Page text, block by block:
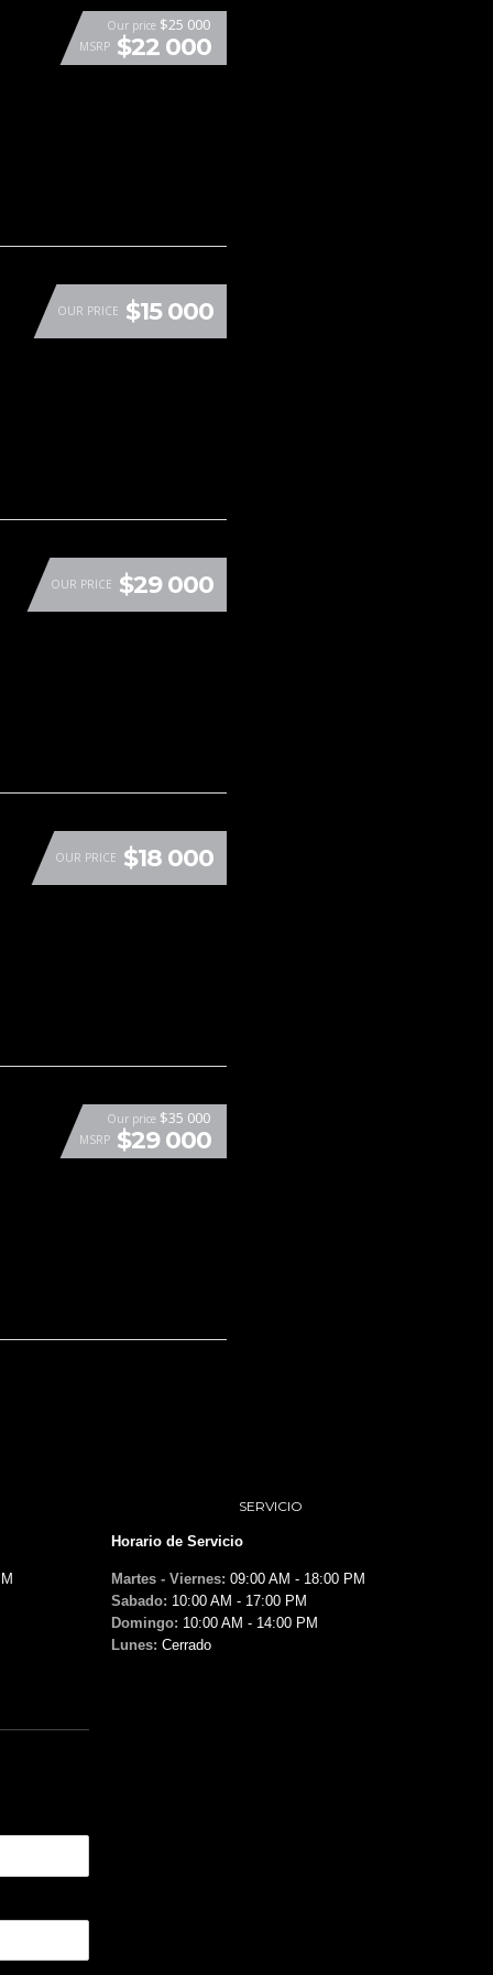
Our price $25 000
MSRP $22 000
OUR PRICE $15 000
OUR PRICE $29 000
OUR PRICE $18 000
Our price $35 000
MSRP $29 000
SERVICIO
Horario de Servicio
Martes - Viernes: 09:00 AM - 18:00 PM
Sabado: 10:00 AM - 17:00 PM
Domingo: 10:00 AM - 14:00 PM
Lunes: Cerrado